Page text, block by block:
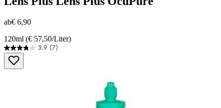
ab€ 6,90
120ml (€ 57,50/Liter)
3.9 (7)
3.9
von
5